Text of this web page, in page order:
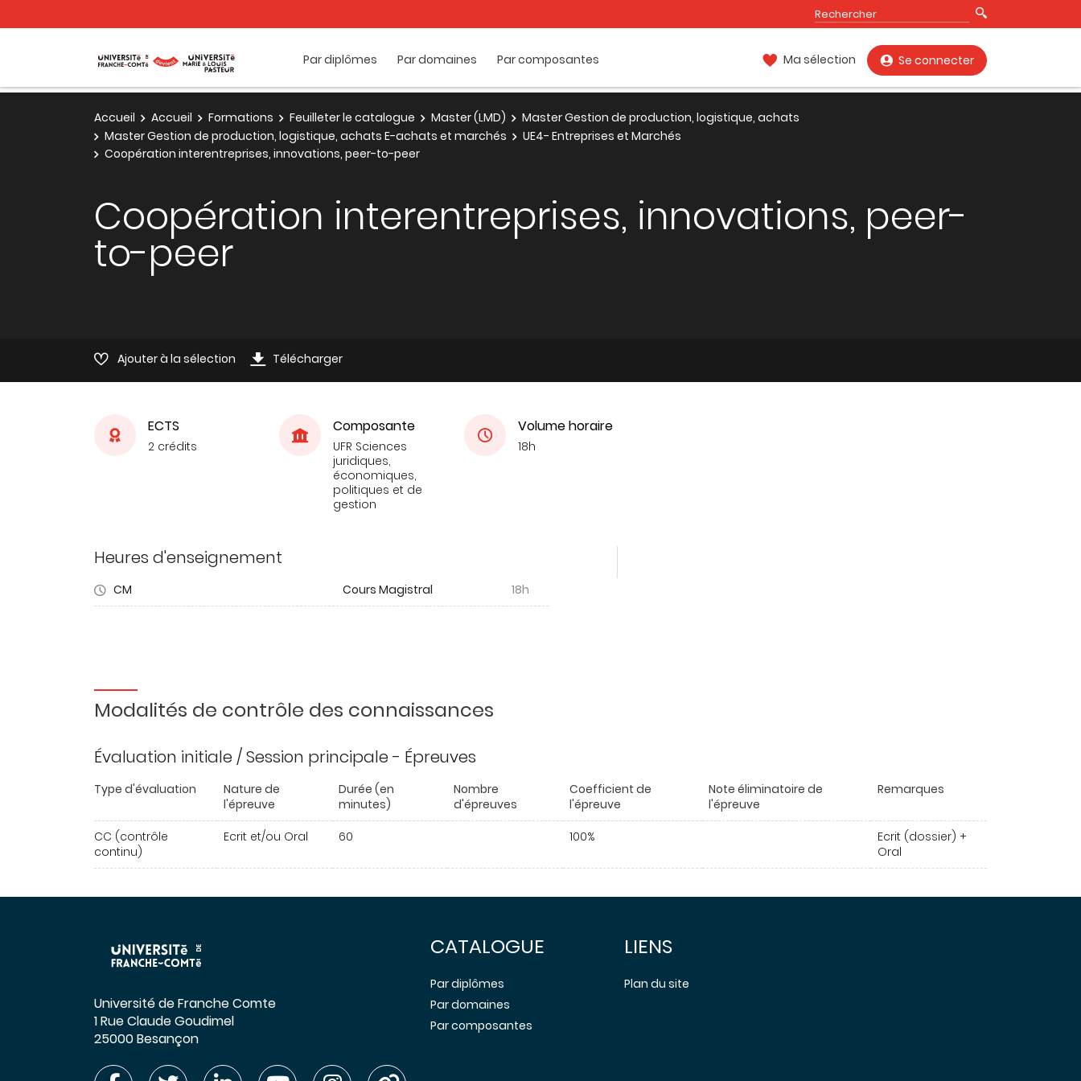
Par diplômes Par domaines Par composantes Ma sélection Se connecter
Accueil Accueil Formations Feuilleter le catalogue Master (LMD)
Master Gestion de production, logistique, achats
Master Gestion de production, logistique, achats E-achats et marchés
UE4- Entreprises et Marchés
Coopération interentreprises, innovations, peer-to-peer
Coopération interentreprises, innovations, peer-
to-peer
Ajouter à la sélection Télécharger
ECTS
2 crédits
Composante
UFR Sciences
juridiques,
économiques,
politiques et de
gestion
Volume horaire
18h
Heures d'enseignement
CM Cours Magistral 18h
Modalités de contrôle des connaissances
Évaluation initiale / Session principale - Épreuves
Type d'évaluation
Nature de
l'épreuve
Durée (en
minutes)
Nombre
d'épreuves
Coefficient de
l'épreuve
Note éliminatoire de
l'épreuve
Remarques
CC (contrôle
continu)
Ecrit et/ou Oral 60 100%
Ecrit (dossier) +
Oral
Université de Franche Comte
1 Rue Claude Goudimel
25000 Besançon
CATALOGUE
Par diplômes
Par domaines
Par composantes
LIENS
Plan du site